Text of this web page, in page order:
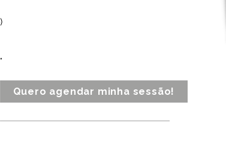
Quero agendar minha sessão!